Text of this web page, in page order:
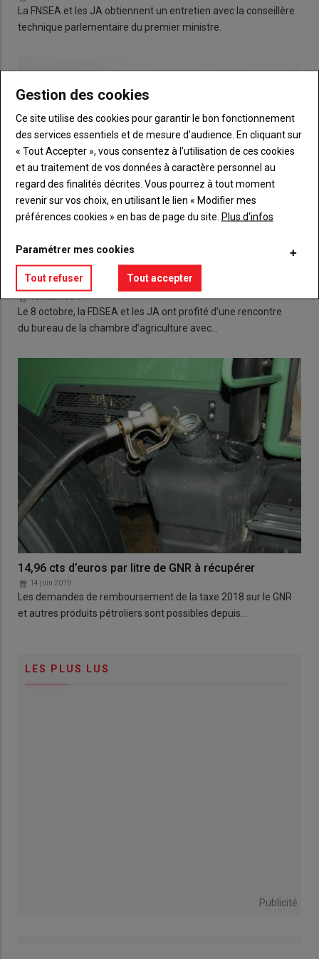
La FNSEA et les JA obtiennent un entretien avec la conseillère
technique parlementaire du premier ministre.
Sécheresse : FDSEA et JA rencontrent le préfet sur le
terrain
10 octobre 2019
Le 8 octobre, la FDSEA et les JA ont profité d’une rencontre
du bureau de la chambre d’agriculture avec…
14,96 cts d’euros par litre de GNR à récupérer
14 juin 2019
Les demandes de remboursement de la taxe 2018 sur le GNR
et autres produits pétroliers sont possibles depuis…
LES PLUS LUS
Publicité
Gestion des cookies
Ce site utilise des cookies pour garantir le bon fonctionnement
des services essentiels et de mesure d’audience. En cliquant sur
« Tout Accepter », vous consentez à l’utilisation de ces cookies
et au traitement de vos données à caractère personnel au
regard des finalités décrites. Vous pourrez à tout moment
revenir sur vos choix, en utilisant le lien « Modifier mes
préférences cookies » en bas de page du site. Plus d'infos
Paramétrer mes cookies
Tout refuser Tout accepter